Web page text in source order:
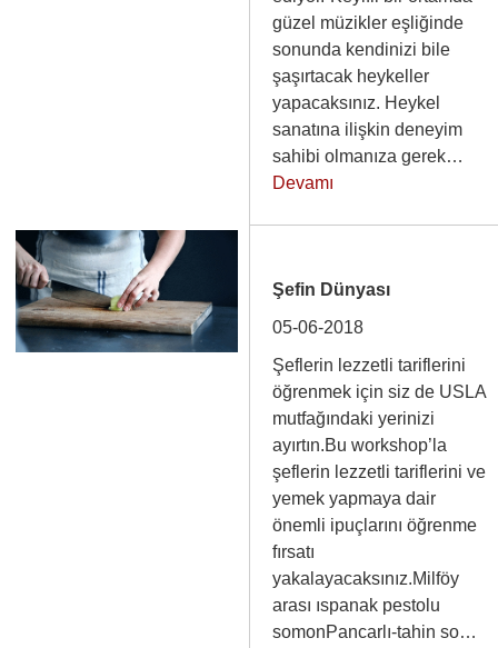
güzel müzikler eşliğinde
sonunda kendinizi bile
şaşırtacak heykeller
yapacaksınız. Heykel
sanatına ilişkin deneyim
sahibi olmanıza gerek…
Devamı
Şefin Dünyası
05-06-2018
Şeflerin lezzetli tariflerini
öğrenmek için siz de USLA
mutfağındaki yerinizi
ayırtın.Bu workshop’la
şeflerin lezzetli tariflerini ve
yemek yapmaya dair
önemli ipuçlarını öğrenme
fırsatı
yakalayacaksınız.Milföy
arası ıspanak pestolu
somonPancarlı-tahin so…